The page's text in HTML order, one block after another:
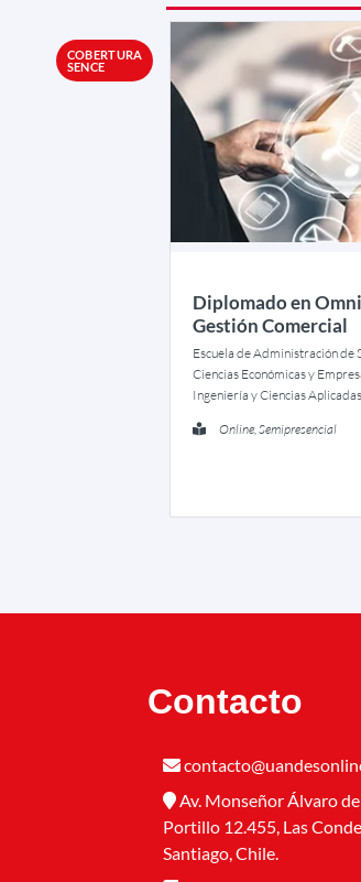
COBERTURA
SENCE
Diplomado en
Gestión Comercial
Escuela de Administración de
Ciencias Económicas y
Ingeniería y Ciencias Aplicadas
Online, Semipresencial
Contacto
Av. Monseñor Álvaro
Portillo 12.455, Las
Santiago, Chile.